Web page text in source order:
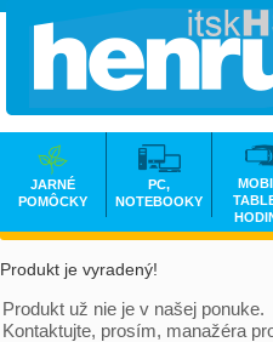
Produkt je vyradený!
Produkt už nie je v našej ponuke.
Kontaktujte, prosím, manažéra
JARNÉ
POMÔCKY
PC,
NOTEBOOKY